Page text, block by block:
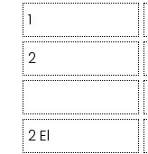
1
2
2 El